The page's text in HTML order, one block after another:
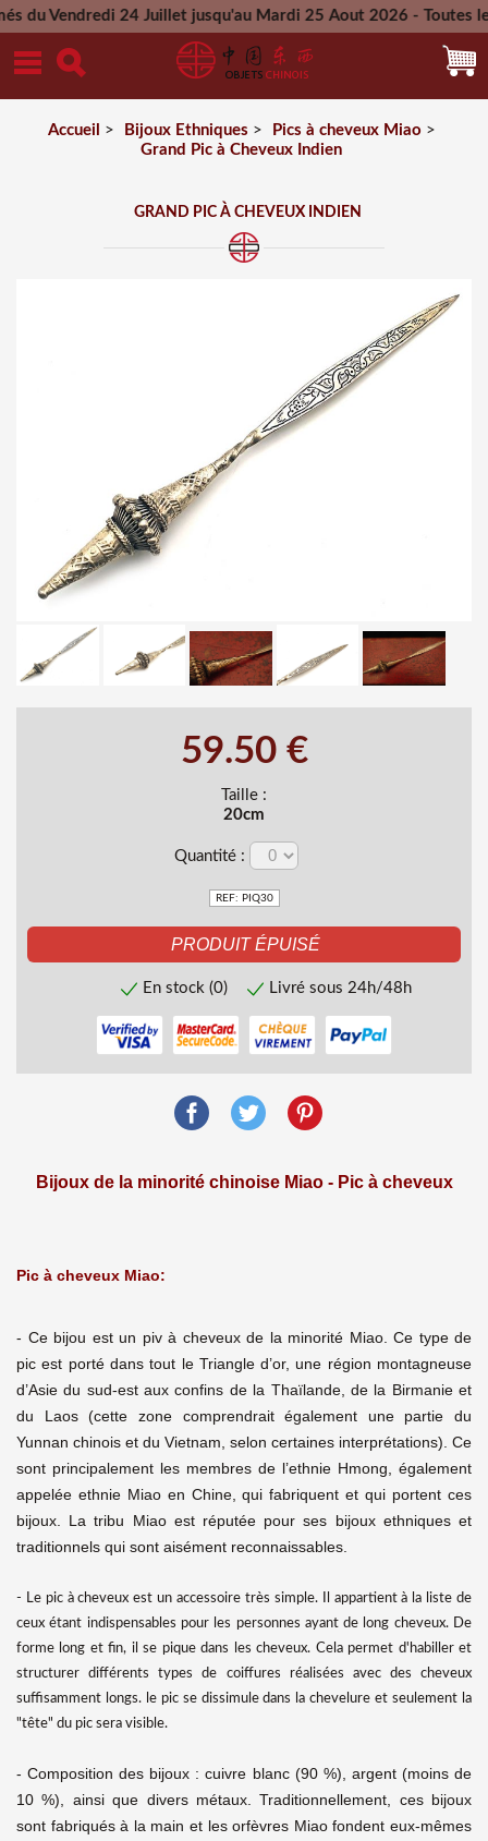
24 Juillet jusqu'au Mardi 25 Aout 2026 - Toutes les
Mercredi 26 Aout 2026
Accueil > Bijoux Ethniques > Pics à cheveux Miao >
Grand Pic à Cheveux Indien
GRAND PIC À CHEVEUX INDIEN
59.50 €
Taille :
20cm
Quantité :
REF: PIQ30
En stock (0) Livré sous 24h/48h
Bijoux de la minorité chinoise Miao - Pic à cheveux
Pic à cheveux Miao:
- Ce bijou est un piv à cheveux de la minorité Miao. Ce type de
pic est porté dans tout le Triangle d’or, une région montagneuse
d’Asie du sud-est aux confins de la Thaïlande, de la Birmanie et
du Laos (cette zone comprendrait également une partie du
Yunnan chinois et du Vietnam, selon certaines interprétations). Ce
sont principalement les membres de l’ethnie Hmong, également
appelée ethnie Miao en Chine, qui fabriquent et qui portent ces
bijoux. La tribu Miao est réputée pour ses bijoux ethniques et
traditionnels qui sont aisément reconnaissables.
- Le pic à cheveux est un accessoire très simple. Il appartient à la liste de
ceux étant indispensables pour les personnes ayant de long cheveux. De
forme long et fin, il se pique dans les cheveux. Cela permet d'habiller et
structurer différents types de coiffures réalisées avec des cheveux
suffisamment longs. le pic se dissimule dans la chevelure et seulement la
"tête" du pic sera visible.
- Composition des bijoux : cuivre blanc (90 %), argent (moins de
10 %), ainsi que divers métaux. Traditionnellement, ces bijoux
sont fabriqués à la main et les orfèvres Miao fondent eux-mêmes